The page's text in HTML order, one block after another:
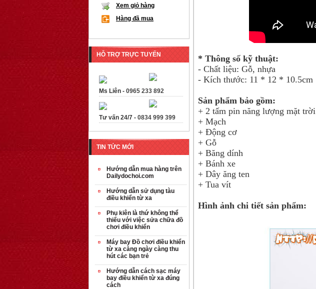
* Thông số kỹ thuật:
- Chất liệu: Gỗ, nhựa
- Kích thước: 11 * 12 * 10.5cm
Sản phẩm bảo gồm:
+ 2 tấm pin năng lượng mặt trời
+ Mạch
+ Động cơ
+ Gỗ
+ Băng dính
+ Bánh xe
+ Dây ăng ten
+ Tua vít
Hình ảnh chi tiết sản phẩm:
Xem giỏ hàng
Hàng đã mua
HỖ TRỢ TRỰC TUYẾN
Ms Liên - 0965 233 892
Tư vấn 24/7 - 0834 999 399
TIN TỨC MỚI
Hướng dẫn mua hàng trên
Dailydochoi.com
Hướng dẫn sử dụng tàu
điều khiển từ xa
Phụ kiên là thứ không thể
thiếu với việc sửa chữa đồ
chơi điều khiển
Máy bay Đồ chơi điều khiển
từ xa càng ngày càng thu
hút các bạn trẻ
Hướng dẫn cách sạc máy
bay điều khiển từ xa đúng
cách